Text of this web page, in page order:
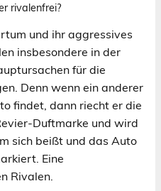
rivalenfrei?
und ihr aggressives
insbesondere in der
für die
Denn wenn ein anderer
findet, dann riecht er die
Duftmarke und wird
sich beißt und das Auto
Eine
Rivalen.